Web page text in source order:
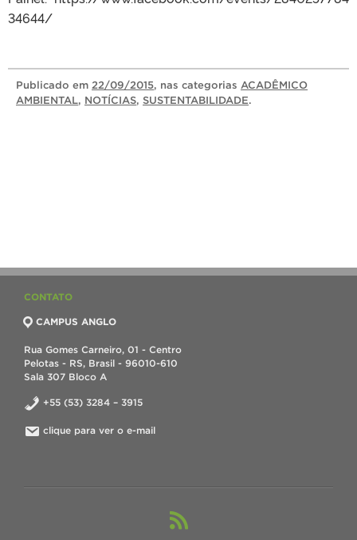
34644/
Publicado em 22/09/2015, nas categorias ACADÊMICO
AMBIENTAL, NOTÍCIAS, SUSTENTABILIDADE.
CONTATO
CAMPUS ANGLO
Rua Gomes Carneiro, 01 - Centro
Pelotas - RS, Brasil - 96010-610
Sala 307 Bloco A
+55 (53) 3284 – 3915
clique para ver o e-mail